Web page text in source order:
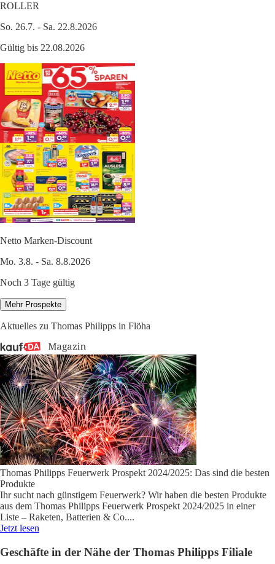
ROLLER
So. 26.7. - Sa. 22.8.2026
Gültig bis 22.08.2026
Netto Marken-Discount
Mo. 3.8. - Sa. 8.8.2026
Noch 3 Tage gültig
Mehr Prospekte
Aktuelles zu Thomas Philipps in Flöha
Thomas Philipps Feuerwerk Prospekt 2024/2025: Das sind die besten
Produkte
Ihr sucht nach günstigem Feuerwerk? Wir haben die besten Produkte
aus dem Thomas Philipps Feuerwerk Prospekt 2024/2025 in einer
Liste – Raketen, Batterien & Co....
Jetzt lesen
Geschäfte in der Nähe der Thomas Philipps Filiale